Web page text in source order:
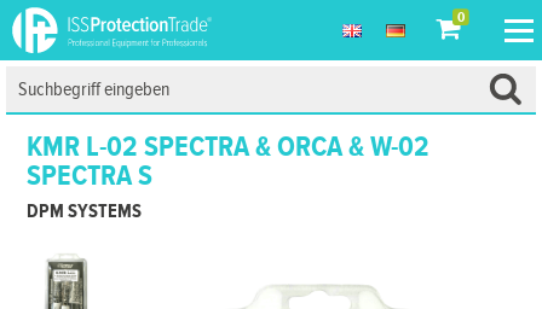
0
KMR L-02 SPECTRA & ORCA & W-02
SPECTRA S
DPM SYSTEMS